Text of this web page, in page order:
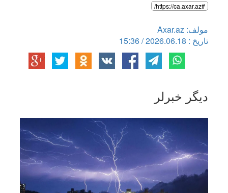
#https://ca.axar.az/
مولف: Axar.az
تاریخ : 2026.06.18 / 15:36
دیگر خبرلر